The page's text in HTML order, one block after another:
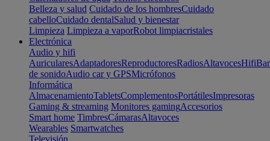
Belleza y salud Cuidado de los hombresCuidado
cabelloCuidado dentalSalud y bienestar
Limpieza Limpieza a vaporRobot limpiacristales
Electrónica
Audio y hifi
AuricularesAdaptadoresReproductoresRadiosAltavocesHifi
de sonidoAudio car y GPSMicrófonos
Informática
AlmacenamientoTabletsComplementosPortátilesImpresoras
Gaming & streaming Monitores gamingAccesorios
Smart home TimbresCámarasAltavoces
Wearables Smartwatches
Televisión